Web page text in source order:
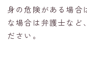
身の危険がある場合
な場合は弁護士など
ださい。